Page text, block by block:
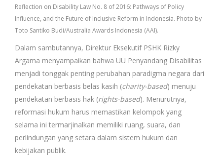
Reflection on Disability Law No. 8 of 2016: Pathways of Policy
Influence, and the Future of Inclusive Reform in Indonesia. Photo by
Toto Santiko Budi/Australia Awards Indonesia (AAI).
Dalam sambutannya, Direktur Eksekutif PSHK Rizky
Argama menyampaikan bahwa UU Penyandang Disabilitas
menjadi tonggak penting perubahan paradigma negara dari
pendekatan berbasis belas kasih (charity-based) menuju
pendekatan berbasis hak (rights-based). Menurutnya,
reformasi hukum harus memastikan kelompok yang
selama ini termarjinalkan memiliki ruang, suara, dan
perlindungan yang setara dalam sistem hukum dan
kebijakan publik.